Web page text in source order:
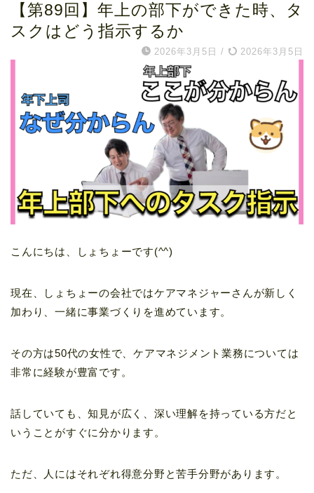
【第89回】年上の部下ができた時、タ
スクはどう指示するか
2026年3月5日 / 2026年3月5日
こんにちは、しょちょーです(^^)
現在、しょちょーの会社ではケアマネジャーさんが新しく
加わり、一緒に事業づくりを進めています。
その方は50代の女性で、ケアマネジメント業務については
非常に経験が豊富です。
話していても、知見が広く、深い理解を持っている方だと
いうことがすぐに分かります。
ただ、人にはそれぞれ得意分野と苦手分野があります。